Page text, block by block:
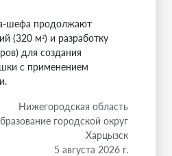
шефа продолжают
(320 м²) и разработку
для создания
с применением
Нижегородская область
городской округ
Харцызск
5 августа 2026 г.